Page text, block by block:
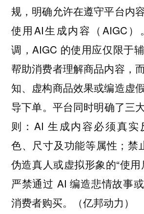
规，明确允许在遵守平台内
使用AI生成内容（AIGC）
调，AIGC 的使用应仅限于
帮助消费者理解商品内容，
知、虚构商品效果或编造虚
导下单。平台同时明确了三
则：AI 生成内容必须真实
色、尺寸及功能等属性；禁
伪造真人或虚拟形象的“使用
严禁通过 AI 编造悲情故事
消费者购买。（亿邦动力）